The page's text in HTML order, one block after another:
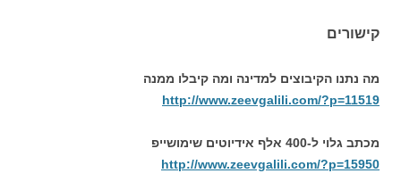
קישורים
מה נתנו הקיבוצים למדינה ומה קיבלו ממנה
http://www.zeevgalili.com/?p=11519
מכתב גלוי ל-400 אלף אידיוטים שימושייפ
http://www.zeevgalili.com/?p=15950